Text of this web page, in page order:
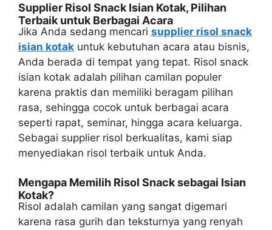
Supplier Risol Snack Isian Kotak, Pilihan
Terbaik untuk Berbagai Acara
Jika Anda sedang mencari supplier risol snack
isian kotak untuk kebutuhan acara atau bisnis,
Anda berada di tempat yang tepat. Risol snack
isian kotak adalah pilihan camilan populer
karena praktis dan memiliki beragam pilihan
rasa, sehingga cocok untuk berbagai acara
seperti rapat, seminar, hingga acara keluarga.
Sebagai supplier risol berkualitas, kami siap
menyediakan risol terbaik untuk Anda.
Mengapa Memilih Risol Snack sebagai Isian
Kotak?
Risol adalah camilan yang sangat digemari
karena rasa gurih dan teksturnya yang renyah